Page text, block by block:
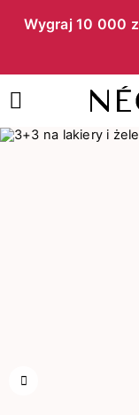
Wygraj 10 000